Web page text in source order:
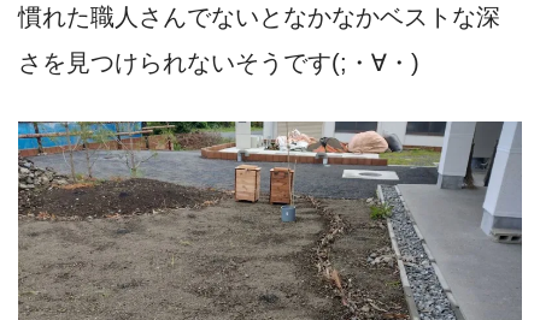
慣れた職人さんでないとなかなかベストな深
さを見つけられないそうです(;・∀・)